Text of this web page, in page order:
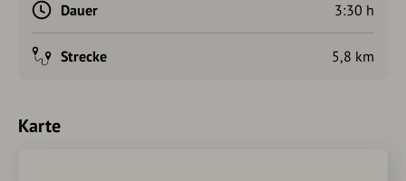
Dauer 3:30 h
Strecke 5,8 km
Karte